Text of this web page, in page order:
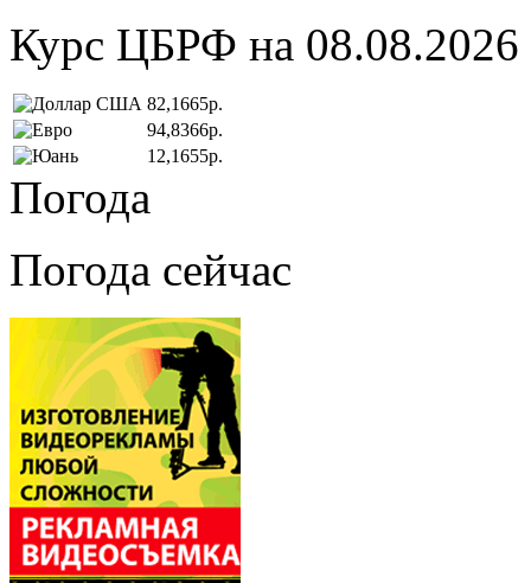
Курс ЦБРФ на 08.08.2026
82,1665р.
94,8366р.
12,1655р.
Погода
Погода сейчас